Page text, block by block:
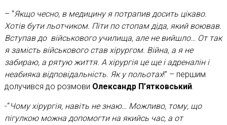
– “Якщо чесно, в медицину я потрапив досить цікаво.
Хотів бути льотчиком. Піти по стопам діда, який воював.
Вступав до військового училища, але не вийшло… От так
я замість військового став хірургом. Війна, а я не
забираю, а рятую життя. А хірургія це ще і адреналін і
неабияка відповідальність. Як у польотах!” – першим
долучився до розмови Олександр П’ятковський.
-“Чому хірургія, навіть не знаю… Можливо, тому, що
пігулкою можна допомогти на якийсь час, а от